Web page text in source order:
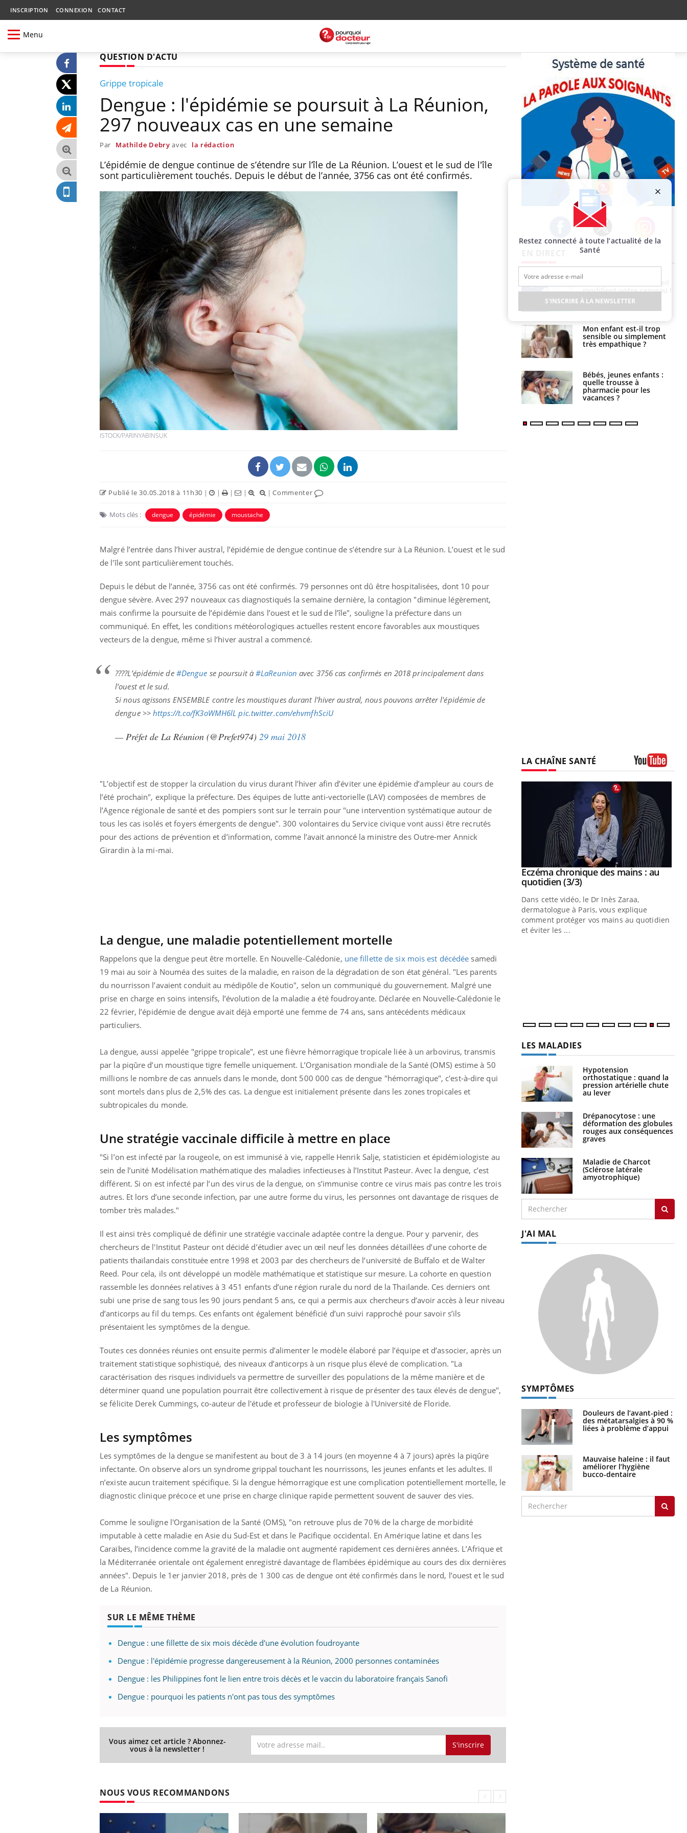
INSCRIPTION CONNEXION CONTACT
Menu
QUESTION D'ACTU
Grippe tropicale
Dengue : l'épidémie se poursuit à La Réunion,
297 nouveaux cas en une semaine
Par Mathilde Debry avec la rédaction
L’épidémie de dengue continue de s’étendre sur l’île de La Réunion. L’ouest et le sud de l'île
sont particulièrement touchés. Depuis le début de l’année, 3756 cas ont été confirmés.
ISTOCK/PARINYABINSUK
Publié le 30.05.2018 à 11h30 | | | | |Commenter
Mots clés : dengue épidémie moustache
Malgré l’entrée dans l’hiver austral, l’épidémie de dengue continue de s’étendre sur à La Réunion. L’ouest et le sud
de l'île sont particulièrement touchés.
Depuis le début de l’année, 3756 cas ont été confirmés. 79 personnes ont dû être hospitalisées, dont 10 pour
dengue sévère. Avec 297 nouveaux cas diagnostiqués la semaine dernière, la contagion "diminue légèrement,
mais confirme la poursuite de l’épidémie dans l’ouest et le sud de l’île", souligne la préfecture dans un
communiqué. En effet, les conditions météorologiques actuelles restent encore favorables aux moustiques
vecteurs de la dengue, même si l’hiver austral a commencé.
????L’épidémie de #Dengue se poursuit à#LaReunion avec 3756 cas confirmés en 2018 principalement dans
l’ouest et le sud.
Si nous agissons ENSEMBLE contre les moustiques durant l’hiver austral, nous pouvons arrêter l'épidémie de
dengue >> https://t.co/fK3oWMH6lL pic.twitter.com/ehvmfhSciU
— Préfet de La Réunion (@Prefet974) 29 mai 2018
"L’objectif est de stopper la circulation du virus durant l’hiver afin d’éviter une épidémie d’ampleur au cours de
l’été prochain", explique la préfecture. Des équipes de lutte anti-vectorielle (LAV) composées de membres de
l’Agence régionale de santé et des pompiers sont sur le terrain pour "une intervention systématique autour de
tous les cas isolés et foyers émergents de dengue". 300 volontaires du Service civique vont aussi être recrutés
pour des actions de prévention et d’information, comme l’avait annoncé la ministre des Outre-mer Annick
Girardin à la mi-mai.
La dengue, une maladie potentiellement mortelle
Rappelons que la dengue peut être mortelle. En Nouvelle-Calédonie, une fillette de six mois est décédée samedi
19 mai au soir à Nouméa des suites de la maladie, en raison de la dégradation de son état général. "Les parents
du nourrisson l’avaient conduit au médipôle de Koutio", selon un communiqué du gouvernement. Malgré une
prise en charge en soins intensifs, l’évolution de la maladie a été foudroyante. Déclarée en Nouvelle-Calédonie le
22 février, l’épidémie de dengue avait déjà emporté une femme de 74 ans, sans antécédents médicaux
particuliers.
La dengue, aussi appelée "grippe tropicale", est une fièvre hémorragique tropicale liée à un arbovirus, transmis
par la piqûre d’un moustique tigre femelle uniquement. L’Organisation mondiale de la Santé (OMS) estime à 50
millions le nombre de cas annuels dans le monde, dont 500 000 cas de dengue "hémorragique", c'est-à-dire qui
sont mortels dans plus de 2,5% des cas. La dengue est initialement présente dans les zones tropicales et
subtropicales du monde.
Une stratégie vaccinale difficile à mettre en place
"Si l’on est infecté par la rougeole, on est immunisé à vie, rappelle Henrik Salje, statisticien et épidémiologiste au
sein de l’unité Modélisation mathématique des maladies infectieuses à l’Institut Pasteur. Avec la dengue, c’est
différent. Si on est infecté par l’un des virus de la dengue, on s’immunise contre ce virus mais pas contre les trois
autres. Et lors d’une seconde infection, par une autre forme du virus, les personnes ont davantage de risques de
tomber très malades."
Il est ainsi très compliqué de définir une stratégie vaccinale adaptée contre la dengue. Pour y parvenir, des
chercheurs de l'Institut Pasteur ont décidé d’étudier avec un œil neuf les données détaillées d’une cohorte de
patients thaïlandais constituée entre 1998 et 2003 par des chercheurs de l’université de Buffalo et de Walter
Reed. Pour cela, ils ont développé un modèle mathématique et statistique sur mesure. La cohorte en question
rassemble les données relatives à 3 451 enfants d’une région rurale du nord de la Thaïlande. Ces derniers ont
subi une prise de sang tous les 90 jours pendant 5 ans, ce qui a permis aux chercheurs d’avoir accès à leur niveau
d’anticorps au fil du temps. Ces enfants ont également bénéficié d’un suivi rapproché pour savoir s’ils
présentaient les symptômes de la dengue.
Toutes ces données réunies ont ensuite permis d’alimenter le modèle élaboré par l’équipe et d’associer, après un
traitement statistique sophistiqué, des niveaux d’anticorps à un risque plus élevé de complication. "La
caractérisation des risques individuels va permettre de surveiller des populations de la même manière et de
déterminer quand une population pourrait être collectivement à risque de présenter des taux élevés de dengue",
se félicite Derek Cummings, co-auteur de l'étude et professeur de biologie à l'Université de Floride.
Les symptômes
Les symptômes de la dengue se manifestent au bout de 3 à 14 jours (en moyenne 4 à 7 jours) après la piqûre
infectante. On observe alors un syndrome grippal touchant les nourrissons, les jeunes enfants et les adultes. Il
n’existe aucun traitement spécifique. Si la dengue hémorragique est une complication potentiellement mortelle, le
diagnostic clinique précoce et une prise en charge clinique rapide permettent souvent de sauver des vies.
Comme le souligne l'Organisation de la Santé (OMS), "on retrouve plus de 70% de la charge de morbidité
imputable à cette maladie en Asie du Sud-Est et dans le Pacifique occidental. En Amérique latine et dans les
Caraïbes, l’incidence comme la gravité de la maladie ont augmenté rapidement ces dernières années. L’Afrique et
la Méditerranée orientale ont également enregistré davantage de flambées épidémique au cours des dix dernières
années". Depuis le 1er janvier 2018, près de 1 300 cas de dengue ont été confirmés dans le nord, l’ouest et le sud
de La Réunion.
SUR LE MÊME THÈME
Dengue : une fillette de six mois décède d'une évolution foudroyante
Dengue : l'épidémie progresse dangereusement à la Réunion, 2000 personnes contaminées
Dengue : les Philippines font le lien entre trois décès et le vaccin du laboratoire français Sanofi
Dengue : pourquoi les patients n'ont pas tous des symptômes
Vous aimez cet article ? Abonnez-
vous à la newsletter ! S'inscrire
NOUS VOUS RECOMMANDONS
Facebook Twitter Instagram
modifient votre cerveau !
Mon enfant est-il trop
sensible ou simplement
très empathique ?
Bébés, jeunes enfants :
quelle trousse à
pharmacie pour les
vacances ?
LA CHAÎNE SANTÉ
numérique » permet ...
Youtube
Eczéma chronique des mains : au
quotidien (3/3)Youtube
Dans cette vidéo, le Dr Inès Zaraa,
dermatologue à Paris, vous explique
comment protéger vos mains au quotidien
et éviter les ...
LES MALADIES
Hypotension
orthostatique : quand la
pression artérielle chute
au lever
Drépanocytose : une
déformation des globules
rouges aux conséquences
graves
Maladie de Charcot
(Sclérose latérale
amyotrophique)
J'AI MAL
SYMPTÔMES
Douleurs de l’avant-pied :
des métatarsalgies à 90 %
liées à problème d’appui
Mauvaise haleine : il faut
améliorer l’hygiène
bucco-dentaire
Restez connecté à toute l’actualité de la
Santé
S'INSCRIRE À LA NEWSLETTER